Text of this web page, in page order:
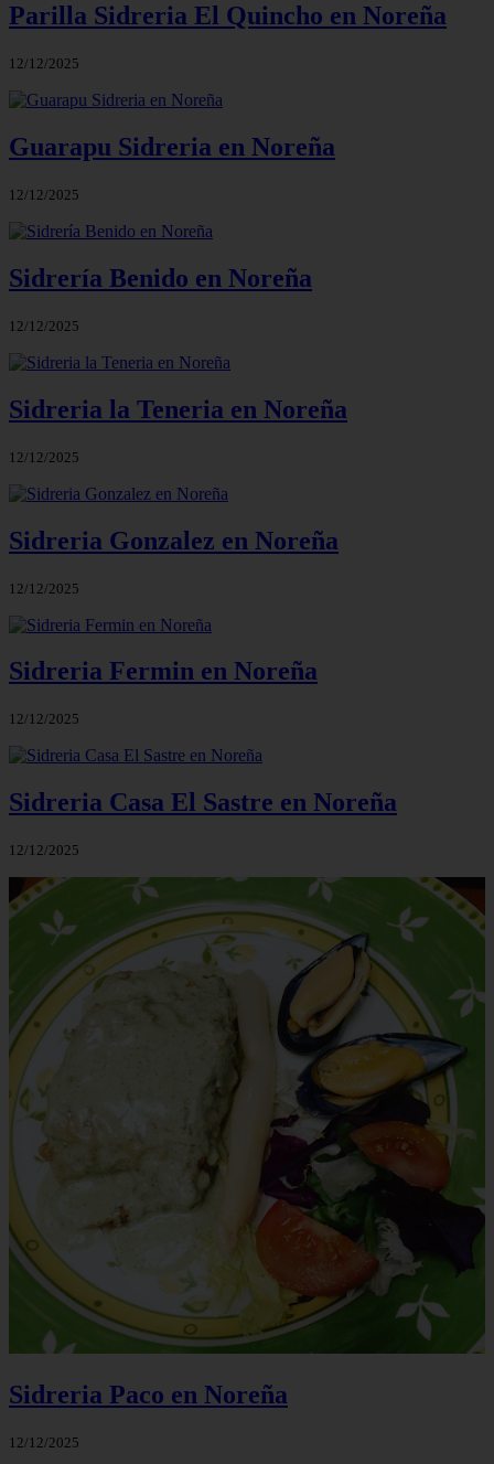
Parilla Sidreria El Quincho en Noreña
12/12/2025
Guarapu Sidreria en Noreña
12/12/2025
Sidrería Benido en Noreña
12/12/2025
Sidreria la Teneria en Noreña
12/12/2025
Sidreria Gonzalez en Noreña
12/12/2025
Sidreria Fermin en Noreña
12/12/2025
Sidreria Casa El Sastre en Noreña
12/12/2025
Sidreria Paco en Noreña
12/12/2025